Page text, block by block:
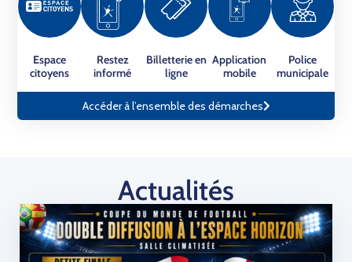
Espace
citoyens
Restez
informé
Billetterie en
ligne
Application
mobile
Police
municipale
Accéder à l’ensemble des démarches
Actualités